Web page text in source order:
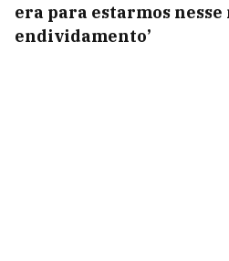
era para estarmos
endividamento’